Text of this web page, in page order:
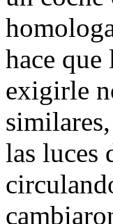
hace
exigirle
las luces